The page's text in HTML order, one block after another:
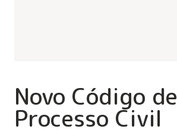
Novo Código de
Processo Civil